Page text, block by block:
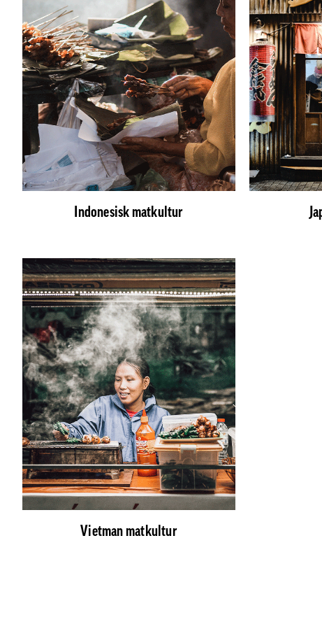
Indonesisk matkultur
Vietman matkultur